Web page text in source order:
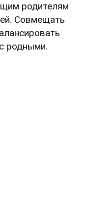
родителям
Совмещать
родными.